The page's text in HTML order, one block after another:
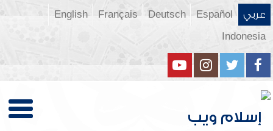
عربي Español
Deutsch
Français
English
Indonesia